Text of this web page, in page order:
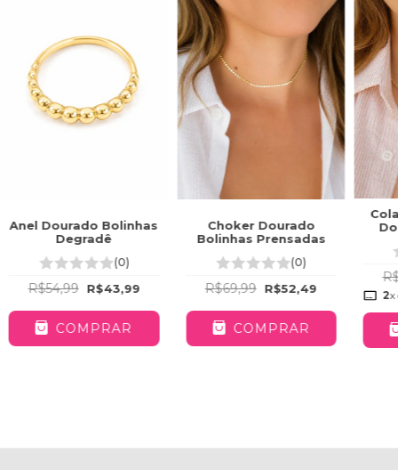
Anel Dourado Bolinhas
Degradê
(0)
R$54,99 R$43,99
COMPRAR
Choker Dourado
Bolinhas Prensadas
(0)
R$69,99 R$52,49
COMPRAR
2x